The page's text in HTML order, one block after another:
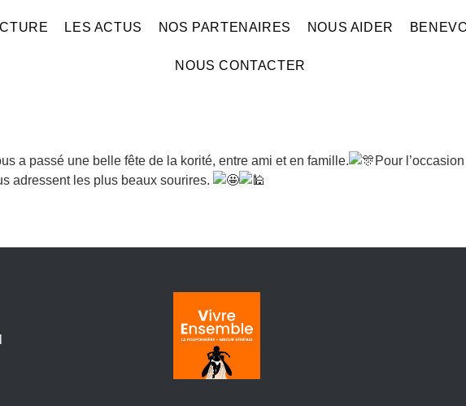
LES ACTUS NOS PARTENAIRES NOUS AIDER
NOUS CONTACTER
a passé une belle fête de la korité, entre ami et en famille. Pour
adressent les plus beaux sourires.